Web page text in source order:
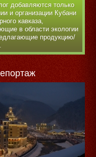
добавляются только
и организации Кубани
кавказа,
в области экологии
продукцию/